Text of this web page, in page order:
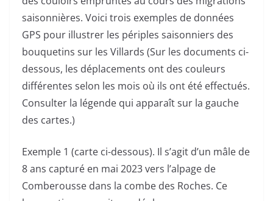
saisonnières. Voici trois exemples de données
GPS pour illustrer les périples saisonniers des
bouquetins sur les Villards (Sur les documents ci-
dessous, les déplacements ont des couleurs
différentes selon les mois où ils ont été effectués.
Consulter la légende qui apparaît sur la gauche
des cartes.)
Exemple 1 (carte ci-dessous). Il s’agit d’un mâle de
8 ans capturé en mai 2023 vers l’alpage de
Comberousse dans la combe des Roches. Ce